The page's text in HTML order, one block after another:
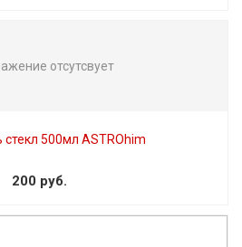
отсутсвует
стекл 500мл ASTROhim
200 руб.